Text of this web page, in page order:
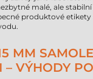
malé, ale
produktové etikety
MM
– VÝHODY